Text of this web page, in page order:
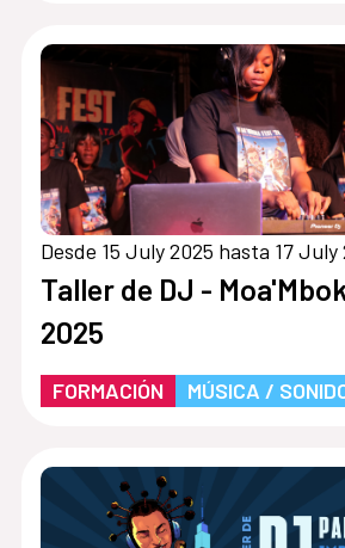
Desde 15 July 2025 hasta 17 July
Taller de DJ -
2025
FORMACIÓN MÚSICA /